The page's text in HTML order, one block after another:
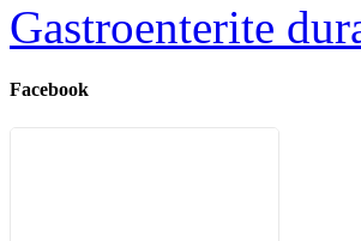
Gastroenterite
Facebook